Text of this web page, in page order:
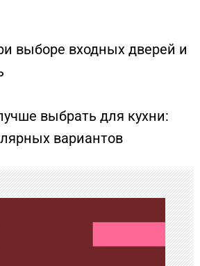
выборе входных дверей и
выбрать для кухни:
вариантов